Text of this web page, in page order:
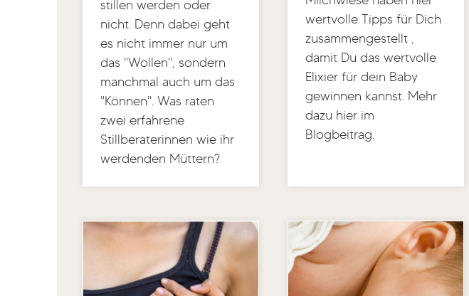
stillen werden oder
nicht. Denn dabei geht
es nicht immer nur um
das "Wollen", sondern
manchmal auch um das
"Können". Was raten
zwei erfahrene
Stillberaterinnen wie ihr
werdenden Müttern?
wertvolle Tipps für Dich
zusammengestellt ,
damit Du das wertvolle
Elixier für dein Baby
gewinnen kannst. Mehr
dazu hier im
Blogbeitrag.